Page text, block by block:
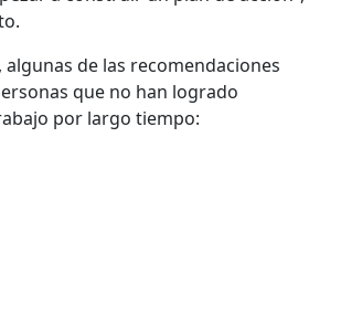
de las recomendaciones
que no han logrado
por largo tiempo: